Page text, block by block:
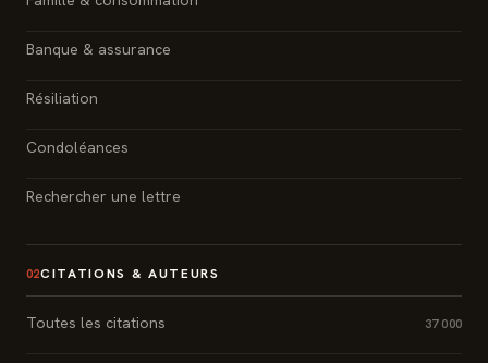
Banque & assurance
Résiliation
Condoléances
Rechercher une lettre
02CITATIONS & AUTEURS
Toutes les citations 37 000